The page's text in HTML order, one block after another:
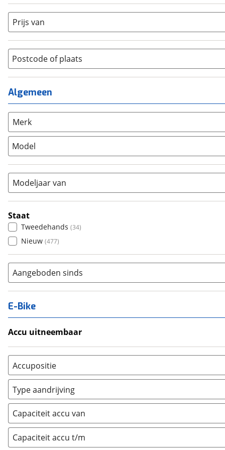
Cruiserfiets
Jeugdfiets (301)
Kinderfiets (687)
Ligfiets (3)
Mountainbike
Overig (70)
Racefiets
Stadsfiets (2167)
Tandem
Vouwfiets (6)
Dames monotube
Heren (247)
Jongens
Lage instap (0)
Meisjes
Prijs van
Postcode of plaats
Algemeen
Merk
Model
Modeljaar van
Staat
Tweedehands (34)
Nieuw (477)
Aangeboden sinds
E-Bike
Accu uitneembaar
Nee, vast (0)
Accupositie
Bagagedrager (0)
Frame (0 )
Vloer (0
Achterbank (0)
Kofferbak (0)
Type aandrijving
Achterwiel (0)
Trapas
Voorwiel
Capaciteit accu van
Capaciteit accu t/m